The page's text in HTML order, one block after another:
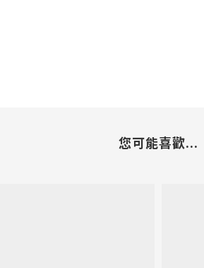
您可能喜歡...